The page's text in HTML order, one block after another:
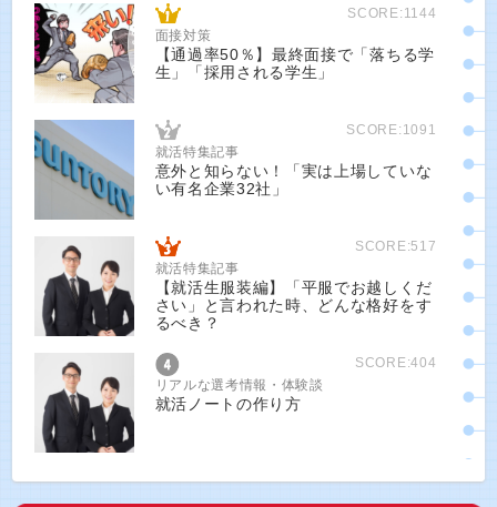
SCORE:1144
面接対策
【通過率50％】最終面接で「落ちる学
生」「採用される学生」
SCORE:1091
就活特集記事
意外と知らない！「実は上場していな
い有名企業32社」
SCORE:517
就活特集記事
【就活生服装編】「平服でお越しくだ
さい」と言われた時、どんな格好をす
るべき？
SCORE:404
リアルな選考情報・体験談
就活ノートの作り方